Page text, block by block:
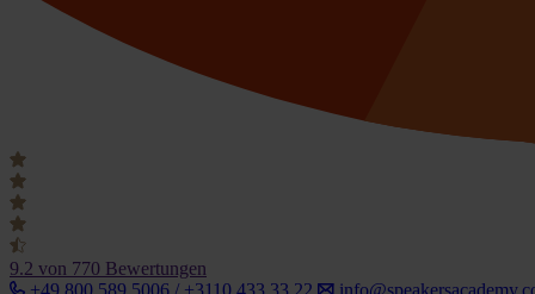
9.2 von 770 Bewertungen
+49 800 589 5006 / +3110 433 33 22